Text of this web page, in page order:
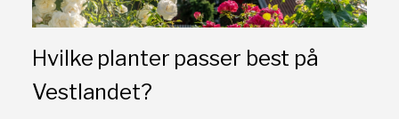
Hvilke planter passer best på
Vestlandet?